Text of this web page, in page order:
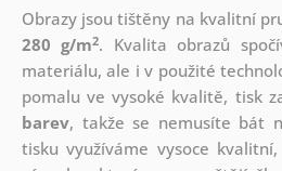
Obrazy jsou tištěny na kvalitní
280 g/m2. Kvalita obrazů
materiálu, ale i v použité
pomalu ve vysoké kvalitě, tisk
barev, takže se nemusíte bát
tisku využíváme vysoce